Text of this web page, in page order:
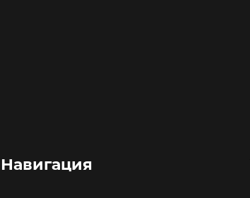
Навигация